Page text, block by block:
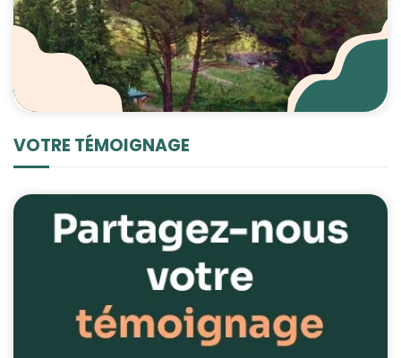
VOTRE TÉMOIGNAGE